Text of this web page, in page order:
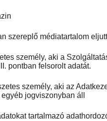
szereplő médiatartalom
személy, aki a
pontban felsorolt adatát.
személy, aki az
jogviszonyban áll
tartalmazó